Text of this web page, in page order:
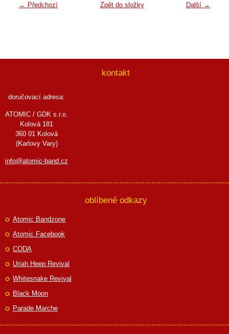
← Předchozí Další →
Zpět do složky
kontakt
doručovací adresa:
ATOMIC / GDK s.r.o.
Kolová 181
360 01 Kolová
(Karlovy Vary)
info@atomic-band.cz
oblíbené odkazy
Atomic Bandzone
Atomic Facebook
CODA
Uriah Heep Revival
Whitesnake Revival
Black Moon
Parade Marche